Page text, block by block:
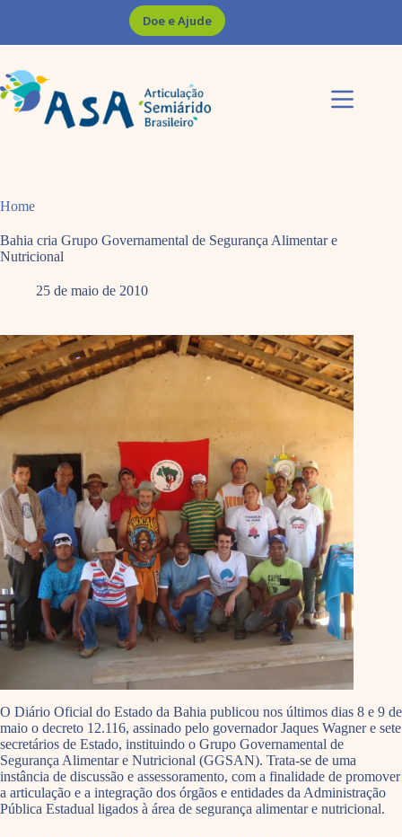
Doe e Ajude
Home
Bahia cria Grupo Governamental de Segurança Alimentar e
Nutricional
25 de maio de 2010
O Diário Oficial do Estado da Bahia publicou nos últimos dias 8 e 9 de
maio o decreto 12.116, assinado pelo governador Jaques Wagner e sete
secretários de Estado, instituindo o Grupo Governamental de
Segurança Alimentar e Nutricional (GGSAN). Trata-se de uma
instância de discussão e assessoramento, com a finalidade de promover
a articulação e a integração dos órgãos e entidades da Administração
Pública Estadual ligados à área de segurança alimentar e nutricional.